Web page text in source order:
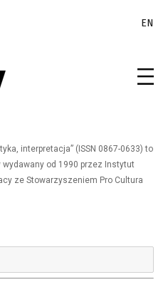
EN
interpretacja” (ISSN 0867-0633) to
od 1990 przez Instytut
ze Stowarzyszeniem Pro Cultura